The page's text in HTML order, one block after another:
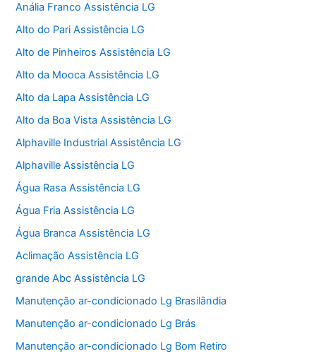
Anália Franco Assistência LG
Alto do Pari Assistência LG
Alto de Pinheiros Assistência LG
Alto da Mooca Assistência LG
Alto da Lapa Assistência LG
Alto da Boa Vista Assistência LG
Alphaville Industrial Assistência LG
Alphaville Assistência LG
Água Rasa Assistência LG
Água Fria Assistência LG
Água Branca Assistência LG
Aclimação Assistência LG
grande Abc Assistência LG
Manutenção ar-condicionado Lg Brasilândia
Manutenção ar-condicionado Lg Brás
Manutenção ar-condicionado Lg Bom Retiro